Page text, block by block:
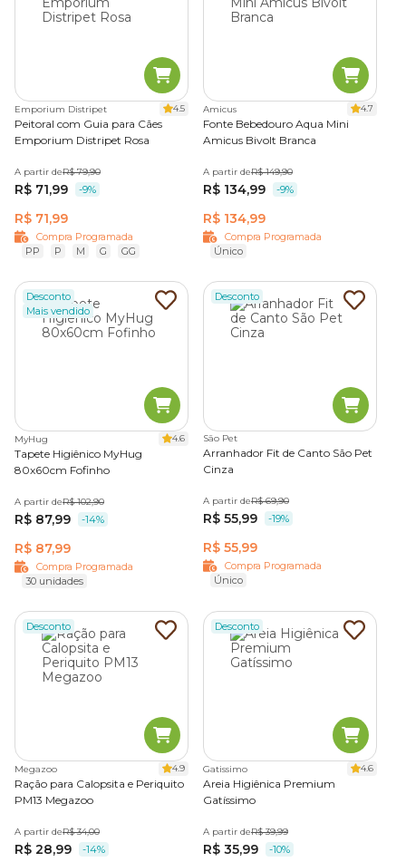
Emporium Distripet 4.5
Peitoral com Guia para Cães
Emporium Distripet Rosa
A partir deR$ 79,90
R$ 71,99 -9%
R$ 71,99
Compra Programada
PP
P M G GG
Amicus 4.7
Fonte Bebedouro Aqua Mini
Amicus Bivolt Branca
A partir deR$ 149,90
R$ 134,99 -9%
R$ 134,99
Compra Programada
Único
Desconto
Mais vendido
MyHug 4.6
Tapete Higiênico MyHug
80x60cm Fofinho
A partir deR$ 102,90
R$ 87,99 -14%
R$ 87,99
Compra Programada
30 unidades
Desconto
São Pet
Arranhador Fit de Canto São Pet
Cinza
A partir deR$ 69,90
R$ 55,99 -19%
R$ 55,99
Compra Programada
Único
Desconto
Megazoo 4.9
Ração para Calopsita e Periquito
PM13 Megazoo
A partir deR$ 34,00
R$ 28,99 -14%
Desconto
Gatissimo 4.6
Areia Higiênica Premium
Gatíssimo
A partir deR$ 39,99
R$ 35,99 -10%